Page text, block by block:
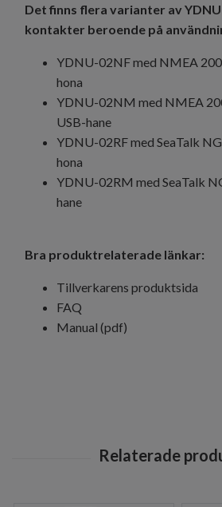
Det finns flera varianter av
kontakter beroende på
YDNU-02NF med NMEA
hona
YDNU-02NM med NMEA
USB-hane
YDNU-02RF med SeaTalk
hona
YDNU-02RM med SeaTalk
hane
Bra produktrelaterade länkar:
Tillverkarens produktsida
FAQ
Manual (pdf)